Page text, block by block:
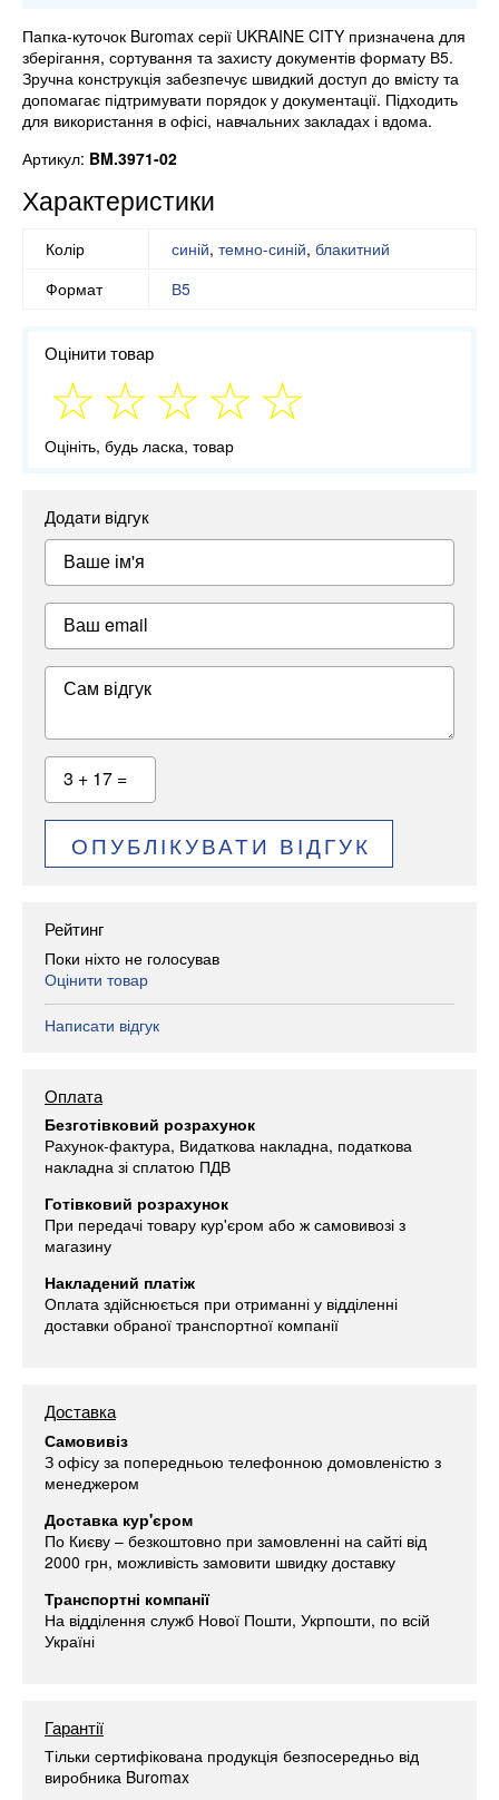
Папка-куточок Buromax серії UKRAINE CITY призначена для
зберігання, сортування та захисту документів формату В5.
Зручна конструкція забезпечує швидкий доступ до вмісту та
допомагає підтримувати порядок у документації. Підходить
для використання в офісі, навчальних закладах і вдома.
Артикул: BM.3971-02
Характеристики
Колір синій, темно-синій, блакитний
Формат
В5
Оцінити товар
Оцініть, будь ласка, товар
Додати відгук
Ваше ім'я
Ваш email
Сам відгук
3 + 17 =
ОПУБЛІКУВАТИ ВІДГУК
Рейтинг
Поки ніхто не голосував
Оцінити товар
Написати відгук
Оплата
Безготівковий розрахунок
Рахунок-фактура, Видаткова накладна, податкова
накладна зі сплатою ПДВ
Готівковий розрахунок
При передачі товару кур'єром або ж самовивозі з
магазину
Накладений платіж
Оплата здійснюється при отриманні у відділенні
доставки обраної транспортної компанії
Доставка
Самовивіз
З офісу за попередньою телефонною домовленістю з
менеджером
Доставка кур'єром
По Києву – безкоштовно при замовленні на сайті від
2000 грн, можливість замовити швидку доставку
Транспортні компанії
На відділення служб Нової Пошти, Укрпошти, по всій
Україні
Гарантії
Тільки сертифікована продукція безпосередньо від
виробника Buromax